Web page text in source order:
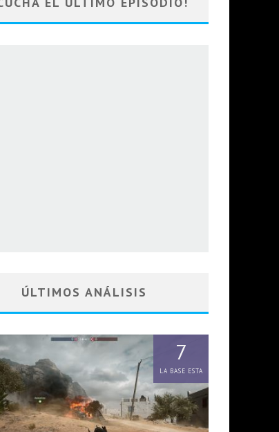
ÚLTIMOS ANÁLISIS
7
LA BASE ESTA